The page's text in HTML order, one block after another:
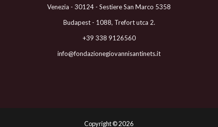
Venezia - 30124 - Sestiere San Marco 5358
Budapest - 1088, Trefort utca 2.
+39 338 9126560
info@fondazionegiovannisantinets.it
Copyright ©2026